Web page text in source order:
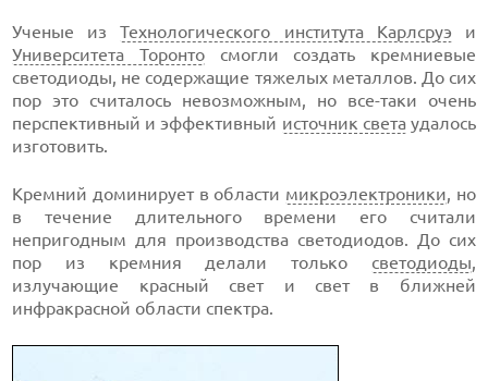
Ученые изТехнологического института Карлсруэ и
Университета Торонтосмогли создать кремниевые
светодиоды, не содержащие тяжелых металлов. До сих
пор это считалось невозможным, но все-таки очень
перспективный и эффективный источник светаудалось
изготовить.
Кремний доминирует в области микроэлектроники, но
в течение длительного времени его считали
непригодным для производства светодиодов. До сих
пор из кремния делали только светодиоды,
излучающие красный свет и свет в ближней
инфракрасной области спектра.